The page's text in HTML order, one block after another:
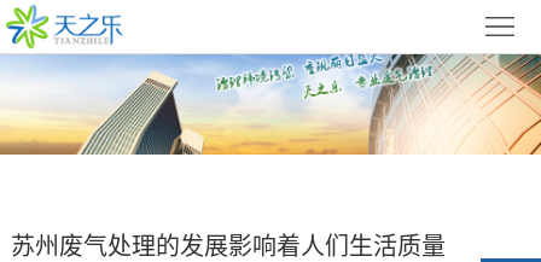
首
页
于
之
废
处
州
苏
苏州废气处理的发展影响着人们生活质量